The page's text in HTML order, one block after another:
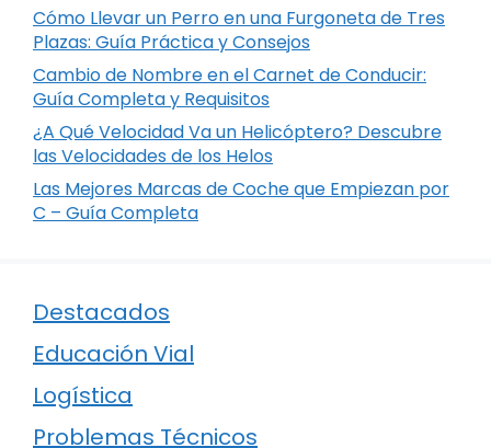
Cómo Llevar un Perro en una Furgoneta de Tres
Plazas: Guía Práctica y Consejos
Cambio de Nombre en el Carnet de Conducir:
Guía Completa y Requisitos
¿A Qué Velocidad Va un Helicóptero? Descubre
las Velocidades de los Helos
Las Mejores Marcas de Coche que Empiezan por
C – Guía Completa
Destacados
Educación Vial
Logística
Problemas Técnicos